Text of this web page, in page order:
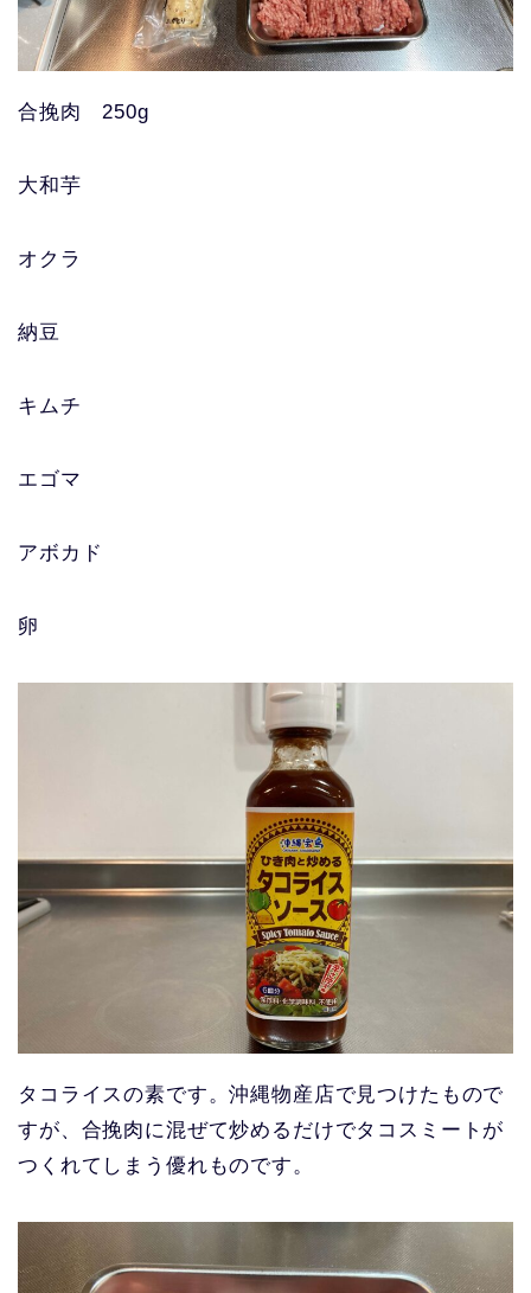
合挽肉 250g
大和芋
オクラ
納豆
キムチ
エゴマ
アボカド
卵
タコライスの素です。沖縄物産店で見つけたもので
すが、合挽肉に混ぜて炒めるだけでタコスミートが
つくれてしまう優れものです。